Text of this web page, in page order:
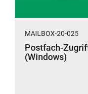
MAILBOX-20-025
Postfach-
(Windows)